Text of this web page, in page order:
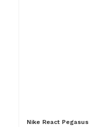
Nike React